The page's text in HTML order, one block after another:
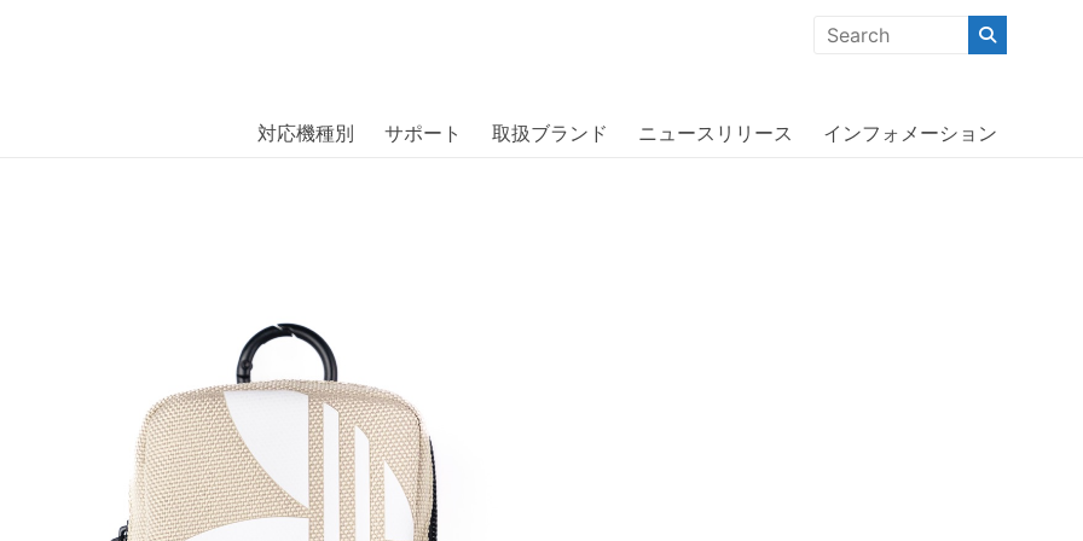
には、日本では珍しい「海外ブランド」をはじめ「ユニークな商品」「機能的な商品」「コストパフォーマンスの高い商
対応機種別 サポート 取扱ブランド ニュースリリース インフォメーション